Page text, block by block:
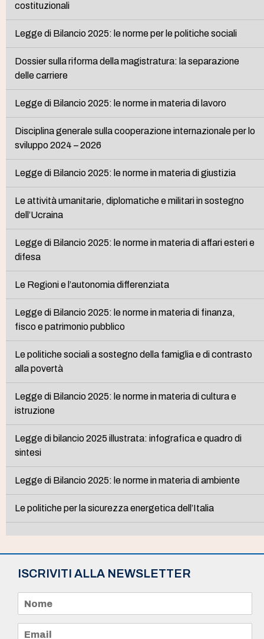
costituzionali
Legge di Bilancio 2025: le norme per le politiche sociali
Dossier sulla riforma della magistratura: la separazione
delle carriere
Legge di Bilancio 2025: le norme in materia di lavoro
Disciplina generale sulla cooperazione internazionale per lo
sviluppo 2024 – 2026
Legge di Bilancio 2025: le norme in materia di giustizia
Le attività umanitarie, diplomatiche e militari in sostegno
dell’Ucraina
Legge di Bilancio 2025: le norme in materia di affari esteri e
difesa
Le Regioni e l’autonomia differenziata
Legge di Bilancio 2025: le norme in materia di finanza,
fisco e patrimonio pubblico
Le politiche sociali a sostegno della famiglia e di contrasto
alla povertà
Legge di Bilancio 2025: le norme in materia di cultura e
istruzione
Legge di bilancio 2025 illustrata: infografica e quadro di
sintesi
Legge di Bilancio 2025: le norme in materia di ambiente
Le politiche per la sicurezza energetica dell’Italia
ISCRIVITI ALLA NEWSLETTER
m
e